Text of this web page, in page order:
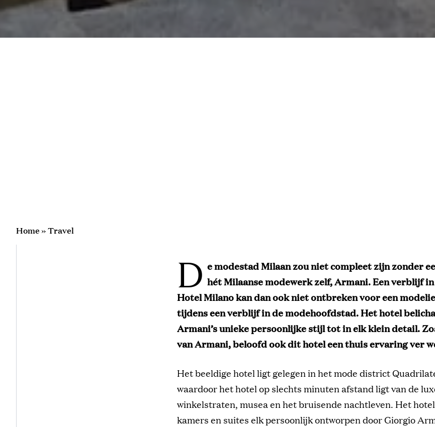
Home»Travel
D e modestad Milaan zou niet compleet zijn zonder
hét Milaanse modewerk zelf, Armani. Een verblijf
Hotel Milano kan dan ook niet ontbreken voor een
tijdens een verblijf in de modehoofdstad. Het hotel
Armani’s unieke persoonlijke stijl tot in elk klein detail.
van Armani, beloofd ook dit hotel een thuis ervaring ver
Het beeldige hotel ligt gelegen in het mode district
waardoor het hotel op slechts minuten afstand ligt van de
winkelstraten, musea en het bruisende nachtleven. Het
kamers en suites elk persoonlijk ontworpen door Giorgio